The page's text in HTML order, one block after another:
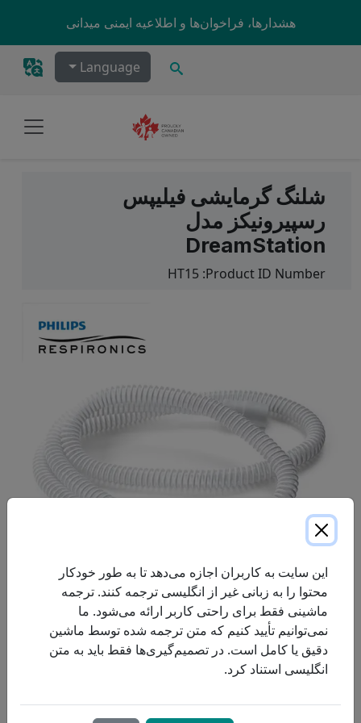
هشدارها، فراخوان‌ها و اطلاعیه ایمنی میدانی
جستجوLanguage
شلنگ گرمایشی فیلیپس
رسپیرونیکز مدل
DreamStation
Product ID Number:
HT15
یک لوله جایگزین ۱۵ میلی‌متری برای دستگاه‌های DreamStation
PAP. این لوله از مواد سبک و بادوام ساخته شده است تا
انعطاف‌پذیری و راحتی را به حداکثر برساند. این لوله
این سایت به کاربران اجازه می‌دهد تا به طور خودکار
محتوا را به زبانی غیر از انگلیسی ترجمه کنند. ترجمه
ماشینی فقط برای راحتی کاربر ارائه می‌شود. ما
نمی‌توانیم تأیید کنیم که متن ترجمه شده توسط ماشین
دقیق یا کامل است. در تصمیم‌گیری‌ها فقط باید به متن
انگلیسی استناد کرد.